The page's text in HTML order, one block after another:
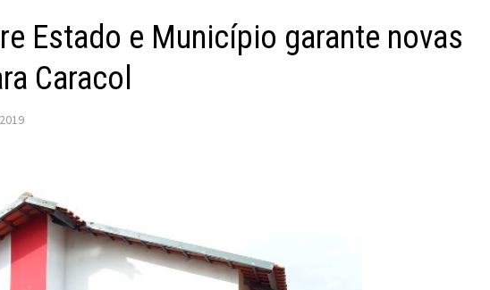
Estado e Município garante novas
Caracol